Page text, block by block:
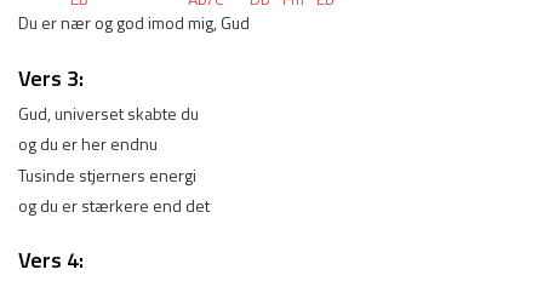
Du er nær og god imod mig, Gud
Vers 3:
Gud, universet skabte du
og du er her endnu
Tusinde stjerners energi
og du er stærkere end det
Vers 4: